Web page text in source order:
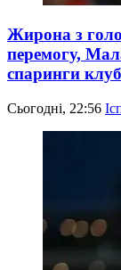
Жирона з
перемогу,
спаринги
Сьогодні, 22:56